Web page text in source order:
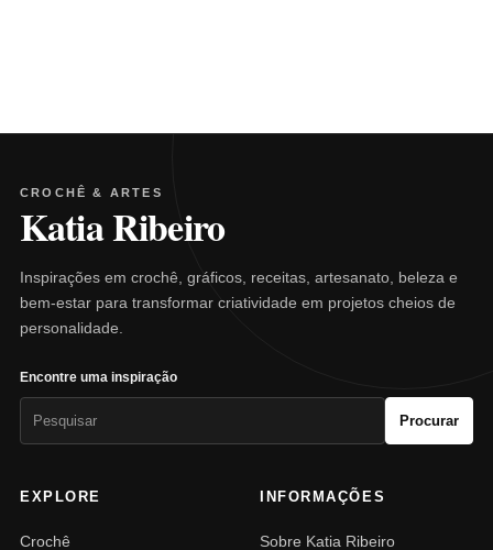
CROCHÊ & ARTES
Katia Ribeiro
Inspirações em crochê, gráficos, receitas, artesanato, beleza e
bem-estar para transformar criatividade em projetos cheios de
personalidade.
Encontre uma inspiração
Procurar
EXPLORE
Crochê
INFORMAÇÕES
Sobre Katia Ribeiro